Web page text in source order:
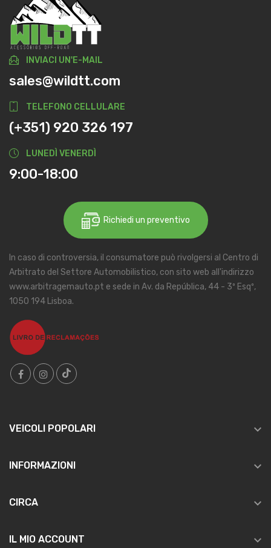
INVIACI UN'E-MAIL
sales@wildtt.com
TELEFONO CELLULARE
(+351) 920 326 197
LUNEDÌ VENERDÌ
9:00-18:00
Richiedi un preventivo
In caso di controversia, il consumatore può rivolgersi al Centro di
Arbitrato del Settore Automobilistico, con sito web all'indirizzo
www.arbitragemauto.pt e sede in Av. da República, 44 - 3º Esqº,
1050 194 Lisboa.
VEICOLI POPOLARI 
INFORMAZIONI 
CIRCA 
IL MIO ACCOUNT 